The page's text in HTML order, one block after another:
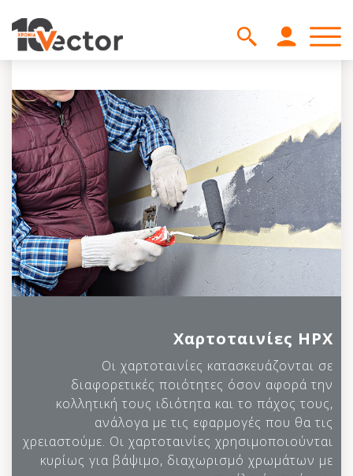
Χαρτοταινίες HPX
Οι χαρτοταινίες κατασκευάζονται σε
διαφορετικές ποιότητες όσον αφορά την
κολλητική τους ιδιότητα και το πάχος τους,
ανάλογα με τις εφαρμογές που θα τις
χρειαστούμε. Οι χαρτοταινίες χρησιμοποιούνται
κυρίως για βάψιμο, διαχωρισμό χρωμάτων με